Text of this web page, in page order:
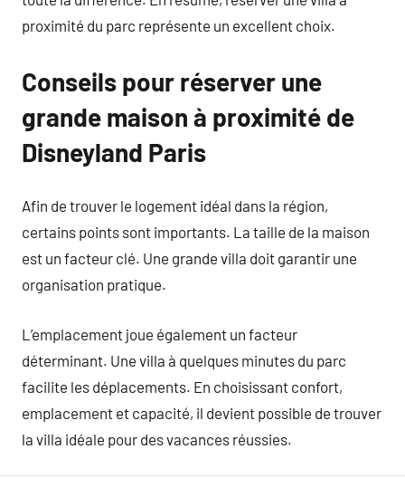
proximité du parc représente un excellent choix.
Conseils pour réserver une
grande maison à proximité de
Disneyland Paris
Afin de trouver le logement idéal dans la région,
certains points sont importants. La taille de la maison
est un facteur clé. Une grande villa doit garantir une
organisation pratique.
L’emplacement joue également un facteur
déterminant. Une villa à quelques minutes du parc
facilite les déplacements. En choisissant confort,
emplacement et capacité, il devient possible de trouver
la villa idéale pour des vacances réussies.